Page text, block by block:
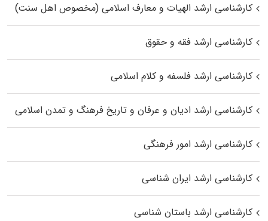
کارشناسی ارشد الهیات و معارف اسلامی (مخصوص اهل سنت)
کارشناسی ارشد فقه و حقوق
کارشناسی ارشد فلسفه و کلام اسلامی
کارشناسی ارشد ادیان و عرفان و تاریخ فرهنگ و تمدن اسلامی
کارشناسی ارشد امور فرهنگی
کارشناسی ارشد ایران شناسی
کارشناسی ارشد باستان شناسی